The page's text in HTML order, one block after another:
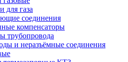
для газа
соединения
компенсаторы
трубопровода
и неразъёмные соединения